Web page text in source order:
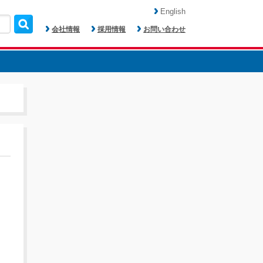
会社情報 採用情報 お問い合わせ
English